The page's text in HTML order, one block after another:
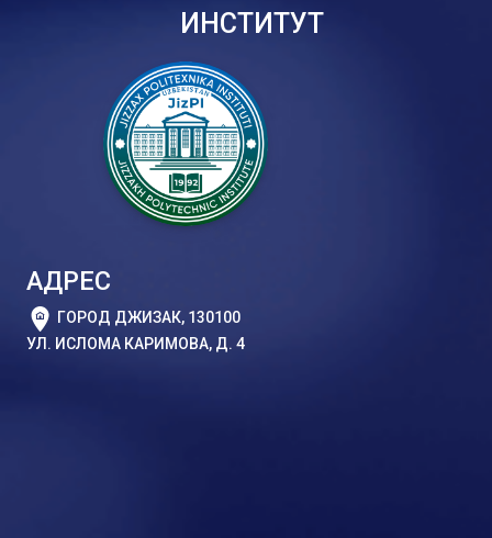
ИНСТИТУТ
АДРЕС
ГОРОД ДЖИЗАК, 130100
УЛ. ИСЛОМА КАРИМОВА, Д. 4